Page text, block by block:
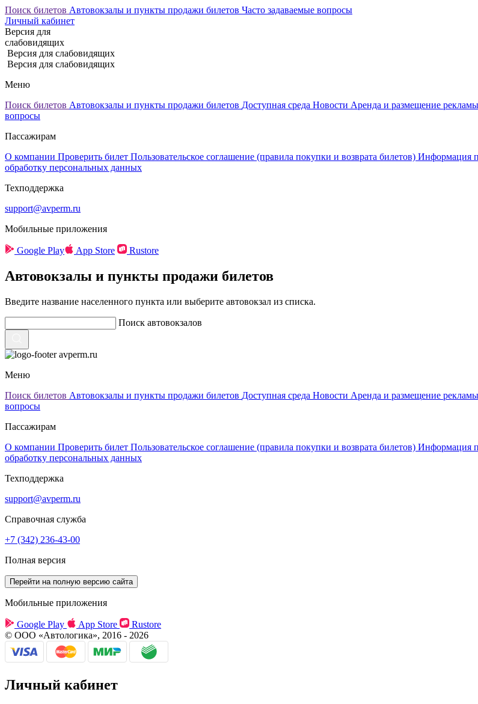
Поиск билетов Автовокзалы и пункты продажи билетов Часто задаваемые вопросы
Личный кабинет
Версия для
слабовидящих
Версия для слабовидящих
Версия для слабовидящих
Меню
Поиск билетов Автовокзалы и пункты продажи билетов Доступная среда Новости Аренда и размещение рекламы
вопросы
Пассажирам
О компании Проверить билет Пользовательское соглашение (правила покупки и возврата билетов) Информация
обработку персональных данных
Техподдержка
support@avperm.ru
Мобильные приложения
Google Play App Store Rustore
Автовокзалы и пункты продажи билетов
Введите название населенного пункта или выберите автовокзал из списка.
Поиск автовокзалов
avperm.ru
Меню
Поиск билетов Автовокзалы и пункты продажи билетов Доступная среда Новости Аренда и размещение рекламы
вопросы
Пассажирам
О компании Проверить билет Пользовательское соглашение (правила покупки и возврата билетов) Информация
обработку персональных данных
Техподдержка
support@avperm.ru
Справочная служба
+7 (342) 236-43-00
Полная версия
Мобильные приложения
Google Play App Store
Rustore
© ООО «Автологика», 2016 - 2026
Личный кабинет